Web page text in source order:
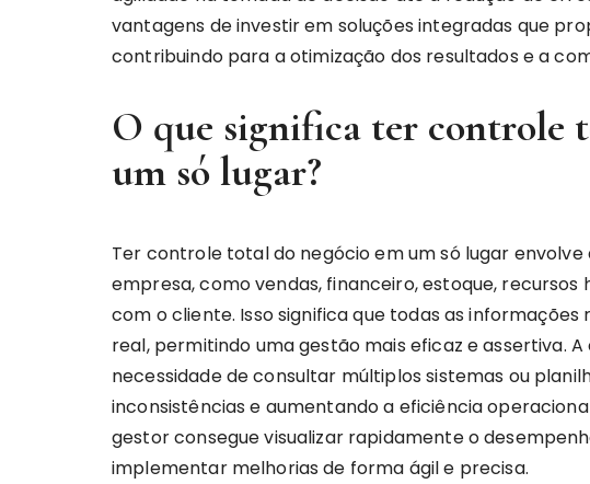
vantagens de investir em soluções integradas que
contribuindo para a otimização dos resultados e a
O que significa ter controle
um só lugar?
Ter controle total do negócio em um só lugar
empresa, como vendas, financeiro, estoque,
com o cliente. Isso significa que todas as
real, permitindo uma gestão mais eficaz e assertiva.
necessidade de consultar múltiplos sistemas ou
inconsistências e aumentando a eficiência
gestor consegue visualizar rapidamente o
implementar melhorias de forma ágil e precisa.